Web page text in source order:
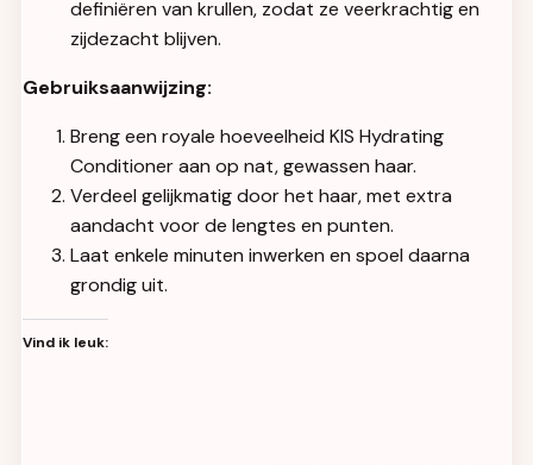
definiëren van krullen, zodat ze veerkrachtig en
zijdezacht blijven.
Gebruiksaanwijzing:
Breng een royale hoeveelheid KIS Hydrating
Conditioner aan op nat, gewassen haar.
Verdeel gelijkmatig door het haar, met extra
aandacht voor de lengtes en punten.
Laat enkele minuten inwerken en spoel daarna
grondig uit.
Vind ik leuk: